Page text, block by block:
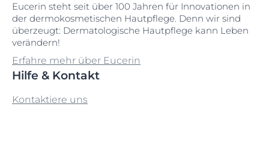
Eucerin steht seit über 100 Jahren für Innovationen in
der dermokosmetischen Hautpflege. Denn wir sind
überzeugt: Dermatologische Hautpflege kann Leben
verändern!
Erfahre mehr über Eucerin
Hilfe & Kontakt
Kontaktiere uns